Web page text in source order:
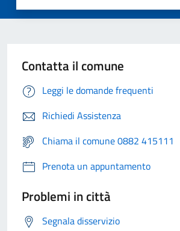
Contatta il comune
Leggi le domande frequenti
Richiedi Assistenza
Chiama il comune 0882 415111
Prenota un appuntamento
Problemi in città
Segnala disservizio